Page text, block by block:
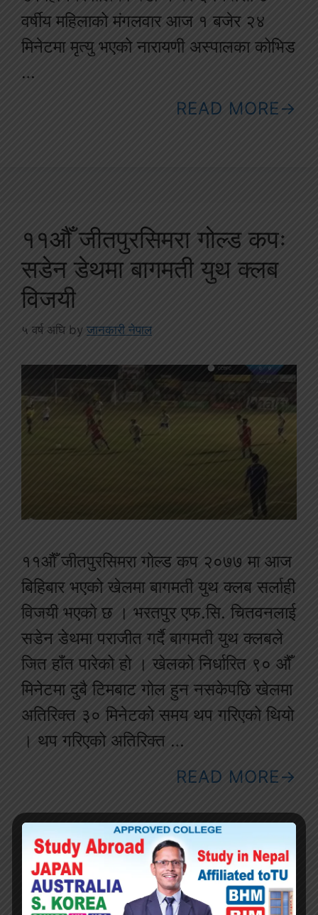
वर्षीय महिलाको मंगलवार आज १ बजेर २४
मिनेटमा मृत्यु भएको नारायणी अस्पालका कोभिड
…
READ MORE
११औँ जीतपुरसिमरा गोल्ड कपः
सडेन डेथमा बागमती युथ क्लब
विजयी
५ वर्ष अघि by जानकारी नेपाल
११औँ जीतपुरसिमरा गोल्ड कप २०७७ मा आज
बिहिबार भएको खेलमा बागमती युथ क्लब सर्लाही
विजयी भएको छ । भरतपुर एफ.सि. चितवनलाई
सडेन डेथमा पराजीत गर्दै बागमती युथ क्लबले
जित हाँत पारेको हो । खेलको निर्धारित ९० औँ
मिनेटमा दुबै टिमबाट गोल हुन नसकेपछि खेलमा
अतिरिक्त ३० मिनेटको समय थप गरिएको थियो
। थप गरिएको अतिरिक्त …
READ MORE
११औँ जीतपुरसिमरा गोल्ड